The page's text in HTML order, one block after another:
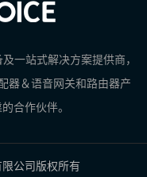
一站式解决方案提供商，
器＆语音网关和路由器产
合作伙伴。
公司版权所有